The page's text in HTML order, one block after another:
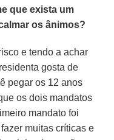
que exista um
os ânimos?
e tendo a achar
gosta de
pegar os 12 anos
os dois mandatos
mandato foi
muitas críticas e